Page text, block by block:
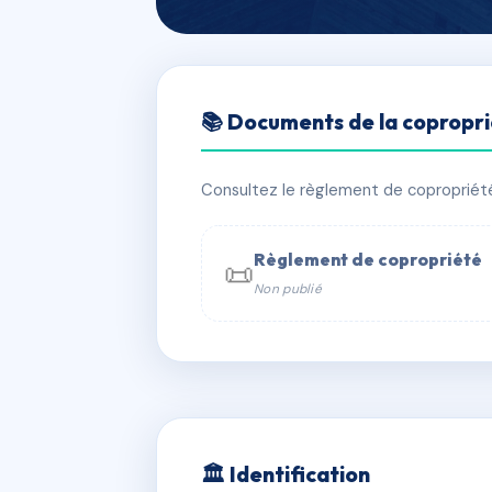
LES BALCONS
📍 10 r porte madeleine 45000
📞 Contacter Syndic Digital
📚 Documents de la
Consultez le règlement de
📜Règlement de copropriété
Non publié
🏛 Identification